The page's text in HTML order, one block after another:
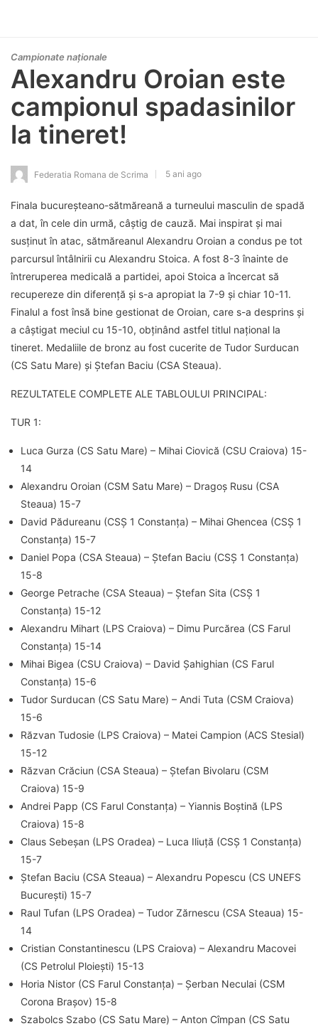
Campionate naționale
Alexandru Oroian este
campionul spadasinilor
la tineret!
Federatia Romana de Scrima 5 ani ago
Finala bucureșteano-sătmăreană a turneului masculin de spadă
a dat, în cele din urmă, câștig de cauză. Mai inspirat și mai
susținut în atac, sătmăreanul Alexandru Oroian a condus pe tot
parcursul întâlnirii cu Alexandru Stoica. A fost 8-3 înainte de
întreruperea medicală a partidei, apoi Stoica a încercat să
recupereze din diferență și s-a apropiat la 7-9 și chiar 10-11.
Finalul a fost însă bine gestionat de Oroian, care s-a desprins și
a câștigat meciul cu 15-10, obținând astfel titlul național la
tineret. Medaliile de bronz au fost cucerite de Tudor Surducan
(CS Satu Mare) și Ștefan Baciu (CSA Steaua).
REZULTATELE COMPLETE ALE TABLOULUI PRINCIPAL:
TUR 1:
Luca Gurza (CS Satu Mare) – Mihai Ciovică (CSU Craiova) 15-
14
Alexandru Oroian (CSM Satu Mare) – Dragoș Rusu (CSA
Steaua) 15-7
David Pădureanu (CSȘ 1 Constanța) – Mihai Ghencea (CSȘ 1
Constanța) 15-7
Daniel Popa (CSA Steaua) – Ștefan Baciu (CSȘ 1 Constanța)
15-8
George Petrache (CSA Steaua) – Ștefan Sita (CSȘ 1
Constanța) 15-12
Alexandru Mihart (LPS Craiova) – Dimu Purcărea (CS Farul
Constanța) 15-14
Mihai Bigea (CSU Craiova) – David Șahighian (CS Farul
Constanța) 15-6
Tudor Surducan (CS Satu Mare) – Andi Tuta (CSM Craiova)
15-6
Răzvan Tudosie (LPS Craiova) – Matei Campion (ACS Stesial)
15-12
Răzvan Crăciun (CSA Steaua) – Ștefan Bivolaru (CSM
Craiova) 15-9
Andrei Papp (CS Farul Constanța) – Yiannis Boștină (LPS
Craiova) 15-8
Claus Sebeșan (LPS Oradea) – Luca Iliuță (CSȘ 1 Constanța)
15-7
Ștefan Baciu (CSA Steaua) – Alexandru Popescu (CS UNEFS
București) 15-7
Raul Tufan (LPS Oradea) – Tudor Zărnescu (CSA Steaua) 15-
14
Cristian Constantinescu (LPS Craiova) – Alexandru Macovei
(CS Petrolul Ploiești) 15-13
Horia Nistor (CS Farul Constanța) – Șerban Neculai (CSM
Corona Brașov) 15-8
Szabolcs Szabo (CS Satu Mare) – Anton Cîmpan (CS Satu